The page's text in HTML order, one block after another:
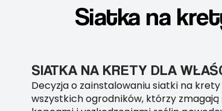
Siatka na
SIATKA NA KRETY DLA
Decyzja o zainstalowaniu siatki na
wszystkich ogrodników, którzy